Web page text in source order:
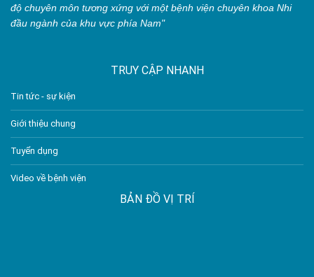
độ chuyên môn tương xứng với một bệnh viện chuyên khoa Nhi
đầu ngành của khu vực phía Nam"
TRUY CẬP NHANH
Tin tức - sự kiện
Giới thiệu chung
Tuyển dụng
Video về bệnh viện
BẢN ĐỒ VỊ TRÍ